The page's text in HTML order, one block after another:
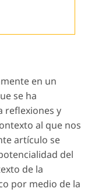
en un
se ha
reflexiones y
al que nos
artículo se
del
de la
por medio de la